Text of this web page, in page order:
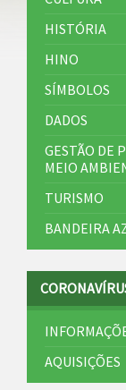
HISTÓRIA
HINO
SÍMBOLOS
DADOS
GESTÃO DE
MEIO
TURISMO
BANDEIRA
AQUISIÇÕES